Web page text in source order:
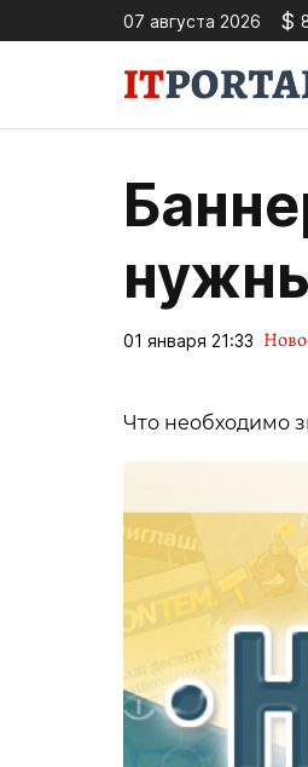
07 августа 2026 $
01 января 21:33
Что необходимо